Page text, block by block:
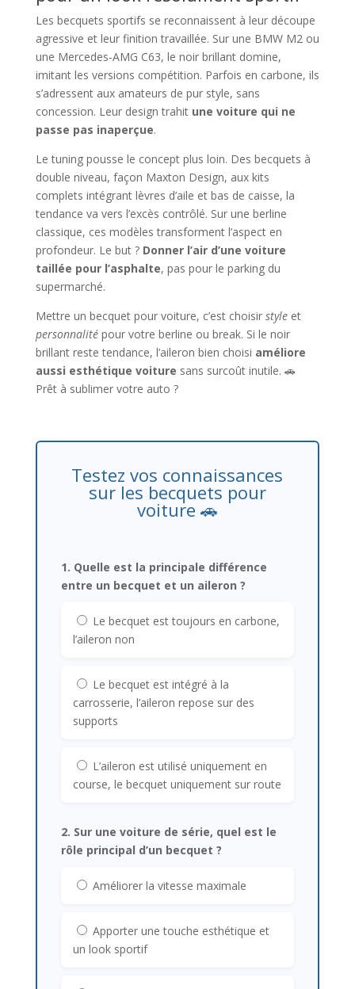
Les becquets sportifs se reconnaissent à leur découpe
agressive et leur finition travaillée. Sur une BMW M2 ou
une Mercedes-AMG C63, le noir brillant domine,
imitant les versions compétition. Parfois en carbone, ils
s’adressent aux amateurs de pur style, sans
concession. Leur design trahit une voiture qui ne
passe pas inaperçue.
Le tuning pousse le concept plus loin. Des becquets à
double niveau, façon Maxton Design, aux kits
complets intégrant lèvres d’aile et bas de caisse, la
tendance va vers l’excès contrôlé. Sur une berline
classique, ces modèles transforment l’aspect en
profondeur. Le but ? Donner l’air d’une voiture
taillée pour l’asphalte, pas pour le parking du
supermarché.
Mettre un becquet pour voiture, c’est choisir styleet
personnalitépour votre berline ou break. Si le noir
brillant reste tendance, l’aileron bien choisi améliore
aussi esthétique voiture sans surcoût inutile. 🚗
Prêt à sublimer votre auto ?
Testez vos connaissances
sur les becquets pour
voiture 🚗
1. Quelle est la principale différence
entre un becquet et un aileron ?
Le becquet est toujours en carbone,
l’aileron non
Le becquet est intégré à la
carrosserie, l’aileron repose sur des
supports
L’aileron est utilisé uniquement en
course, le becquet uniquement sur route
2. Sur une voiture de série, quel est le
rôle principal d’un becquet ?
Améliorer la vitesse maximale
Apporter une touche esthétique et
un look sportif